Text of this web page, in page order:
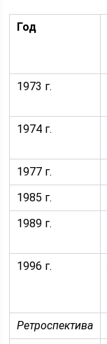
Год
1973 г.
1974 г.
1977 г.
1985 г.
1989 г.
1996 г.
Ретроспектива